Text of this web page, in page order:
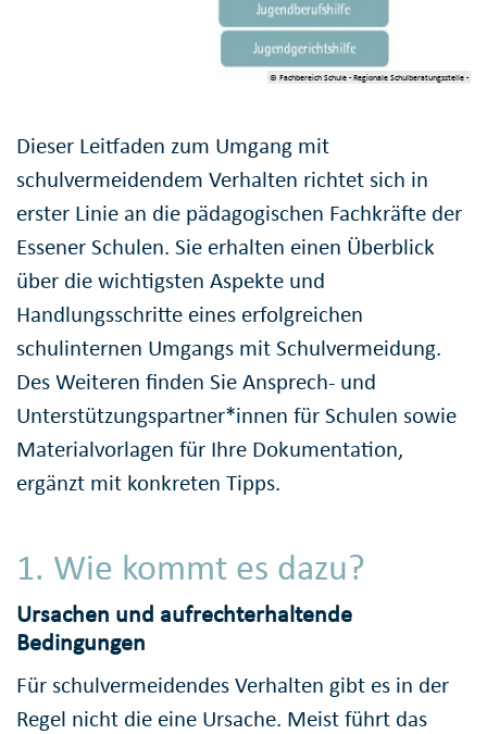
© Fachbereich Schule - Regionale Schulberatungsstelle -
Dieser Leitfaden zum Umgang mit
schulvermeidendem Verhalten richtet sich in
erster Linie an die pädagogischen Fachkräfte der
Essener Schulen. Sie erhalten einen Überblick
über die wichtigsten Aspekte und
Handlungsschritte eines erfolgreichen
schulinternen Umgangs mit Schulvermeidung.
Des Weiteren finden Sie Ansprech- und
Unterstützungspartner*innen für Schulen sowie
Materialvorlagen für Ihre Dokumentation,
ergänzt mit konkreten Tipps.
1. Wie kommt es dazu?
Ursachen und aufrechterhaltende
Bedingungen
Für schulvermeidendes Verhalten gibt es in der
Regel nicht die eine Ursache. Meist führt das